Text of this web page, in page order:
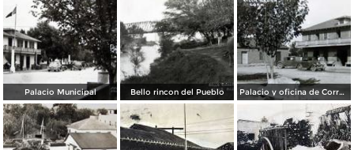
Palacio Municipal Bello rincon del Pueblo Palacio y oficina de Correos